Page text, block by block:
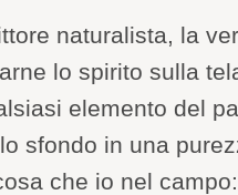
naturalista, la
lo spirito sulla
elemento del
sfondo in una
che io nel